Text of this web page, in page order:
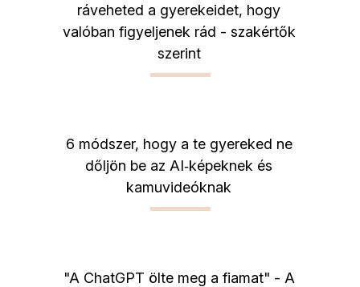
ráveheted a gyerekeidet, hogy
valóban figyeljenek rád - szakértők
szerint
6 módszer, hogy a te gyereked ne
dőljön be az AI‑képeknek és
kamuvideóknak
"A ChatGPT ölte meg a fiamat" - A